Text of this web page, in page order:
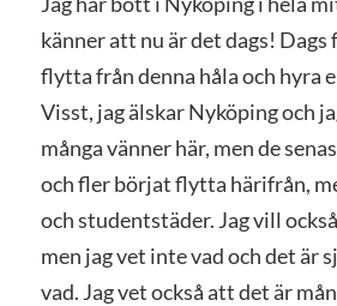
känner att nu är det dags! Dags
flytta från denna håla och hyra
Visst, jag älskar Nyköping och
många vänner här, men de
och fler börjat flytta härifrån,
och studentstäder. Jag vill
men jag vet inte vad och det är
vad. Jag vet också att det är